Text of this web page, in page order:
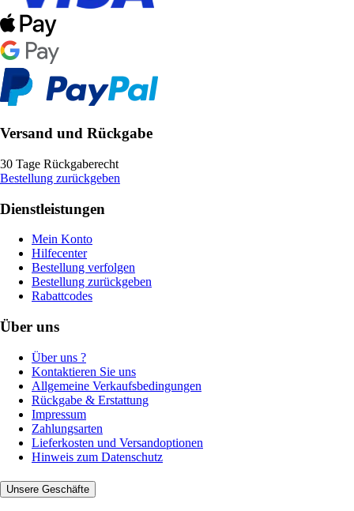
Versand und Rückgabe
30 Tage Rückgaberecht
Bestellung zurückgeben
Dienstleistungen
Mein Konto
Hilfecenter
Bestellung verfolgen
Bestellung zurückgeben
Rabattcodes
Über uns
Über uns ?
Kontaktieren Sie uns
Allgemeine Verkaufsbedingungen
Rückgabe & Erstattung
Impressum
Zahlungsarten
Lieferkosten und Versandoptionen
Hinweis zum Datenschutz
Unsere Geschäfte